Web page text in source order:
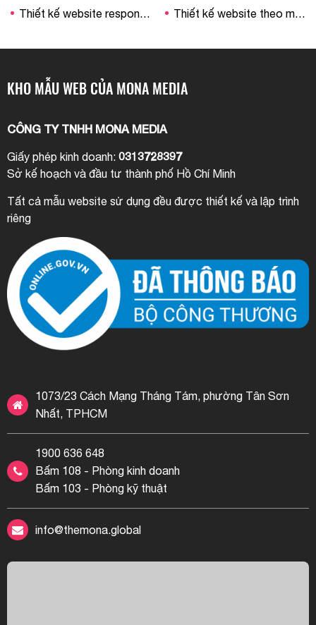
Thiết kế website responsive Thiết kế website theo mẫu
KHO MẪU WEB CỦA MONA MEDIA
CÔNG TY TNHH MONA MEDIA
Giấy phép kinh doanh: 0313728397
Sở kế hoạch và đầu tư thành phố Hồ Chí Minh
Tất cả mẫu website sử dụng đều được thiết kế và lập trình
riêng
1073/23 Cách Mạng Tháng Tám, phường Tân Sơn
Nhất, TPHCM
1900 636 648
Bấm 108 - Phòng kinh doanh
Bấm 103 - Phòng kỹ thuật
info@themona.global